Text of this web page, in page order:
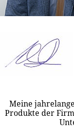
Meine
Produkte der